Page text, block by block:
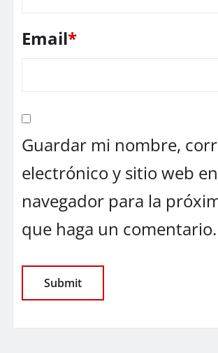
Email*
Guardar mi nombre,
electrónico y sitio web
navegador para la
que haga un comentario.